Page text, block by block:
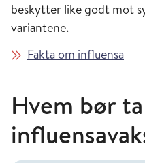
beskytter like godt mot
variantene.
Fakta om influensa
Hvem bør ta